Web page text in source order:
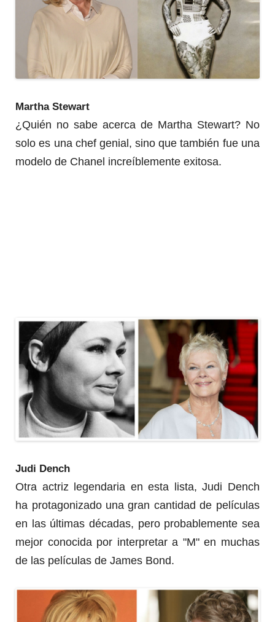
Martha Stewart
¿Quién no sabe acerca de Martha Stewart? No
solo es una chef genial, sino que también fue una
modelo de Chanel increíblemente exitosa.
Judi Dench
Otra actriz legendaria en esta lista, Judi Dench
ha protagonizado una gran cantidad de películas
en las últimas décadas, pero probablemente sea
mejor conocida por interpretar a "M" en muchas
de las películas de James Bond.